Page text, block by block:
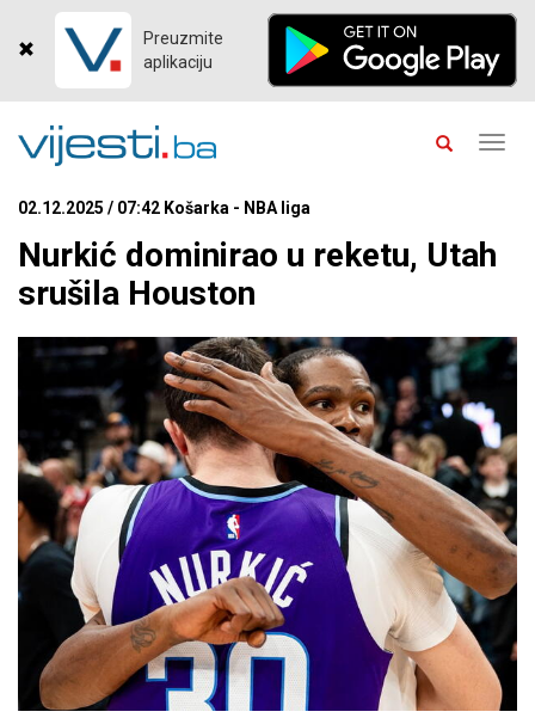
Preuzmite
aplikaciju
02.12.2025 / 07:42 Košarka - NBA liga
Nurkić dominirao u reketu, Utah
srušila Houston